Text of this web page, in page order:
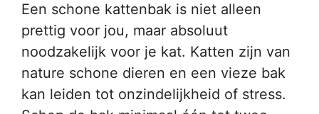
Een schone kattenbak is niet alleen
prettig voor jou, maar absoluut
noodzakelijk voor je kat. Katten zijn van
nature schone dieren en een vieze bak
kan leiden tot onzindelijkheid of stress.